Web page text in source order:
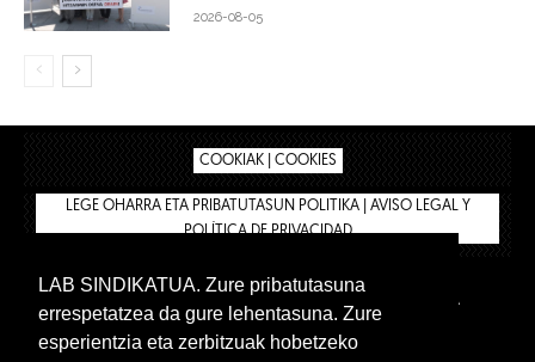
2026-08-05
COOKIAK | COOKIES
LEGE OHARRA ETA PRIBATUTASUN POLITIKA | AVISO LEGAL Y
POLÍTICA DE PRIVACIDAD
BIZILAN.EUS
TIENDA
INTRANET 🔑
Euskera Castellano
LAB SINDIKATUA. Zure pribatutasuna
errespetatzea da gure lehentasuna. Zure
esperientzia eta zerbitzuak hobetzeko